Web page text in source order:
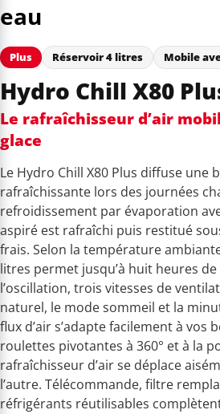
eau
Plus Réservoir 4 litres Mobile
Hydro Chill X80
Le rafraîchisseur d’air
glace
Le Hydro Chill X80 Plus diffuse une
rafraîchissante lors des journées
refroidissement par évaporation
aspiré est rafraîchi puis restitué
frais. Selon la température
litres permet jusqu’à huit heures
l’oscillation, trois vitesses de
naturel, le mode sommeil et la
flux d’air s’adapte facilement à vos
roulettes pivotantes à 360° et à la
rafraîchisseur d’air se déplace
l’autre. Télécommande, filtre
réfrigérants réutilisables